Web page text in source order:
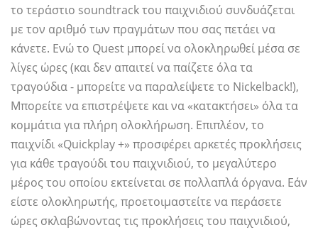
το τεράστιο soundtrack του παιχνιδιού συνδυάζεται
με τον αριθμό των πραγμάτων που σας πετάει να
κάνετε. Ενώ το Quest μπορεί να ολοκληρωθεί μέσα σε
λίγες ώρες (και δεν απαιτεί να παίζετε όλα τα
τραγούδια - μπορείτε να παραλείψετε το Nickelback!),
Μπορείτε να επιστρέψετε και να «κατακτήσει» όλα τα
κομμάτια για πλήρη ολοκλήρωση. Επιπλέον, το
παιχνίδι «Quickplay +» προσφέρει αρκετές προκλήσεις
για κάθε τραγούδι του παιχνιδιού, το μεγαλύτερο
μέρος του οποίου εκτείνεται σε πολλαπλά όργανα. Εάν
είστε ολοκληρωτής, προετοιμαστείτε να περάσετε
ώρες σκλαβώνοντας τις προκλήσεις του παιχνιδιού,